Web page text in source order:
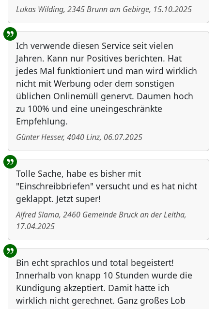
Lukas Wilding, 2345Brunn am Gebirge, 15.10.2025
Ich verwende diesen Service seit vielen
Jahren. Kann nur Positives berichten. Hat
jedes Mal funktioniert und man wird wirklich
nicht mit Werbung oder dem sonstigen
üblichen Onlinemüll genervt. Daumen hoch
zu 100% und eine uneingeschränkte
Empfehlung.
Günter Hesser, 4040Linz, 06.07.2025
Tolle Sache, habe es bisher mit
"Einschreibbriefen" versucht und es hat nicht
geklappt. Jetzt super!
Alfred Slama, 2460 Gemeinde Bruck an der Leitha,
17.04.2025
Bin echt sprachlos und total begeistert!
Innerhalb von knapp 10 Stunden wurde die
Kündigung akzeptiert. Damit hätte ich
wirklich nicht gerechnet. Ganz großes Lob